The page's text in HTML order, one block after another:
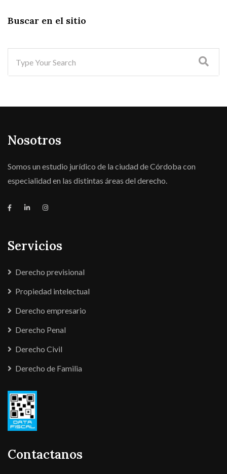
Buscar en el sitio
Nosotros
Somos un estudio jurídico de la ciudad de Córdoba con
especialidad en las distintas áreas del derecho.
Servicios
Derecho previsional
Propiedad intelectual
Derecho empresario
Derecho Penal
Derecho Civil
Derecho de Familia
Contactanos